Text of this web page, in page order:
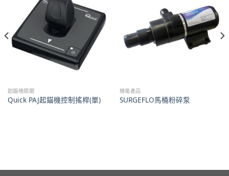
起錨機開關
Quick PAJ起錨機控制搖桿(單)
機電產品
SURGEFLO馬桶粉碎泵